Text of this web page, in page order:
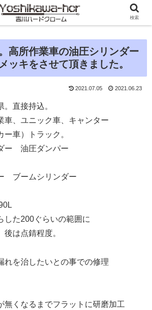
高所作業車の油圧シリンダー
ッキをさせて頂きました。
2021.07.05 2021.06.23
直接持込。
車、ユニック車、キャンター
車）トラック。
ー 油圧ダンパー
ブームシリンダー
た200ぐらいの範囲に
は点錆程度。
れを治したいとの事での修理
くなるまでフラットに研磨加工
検索